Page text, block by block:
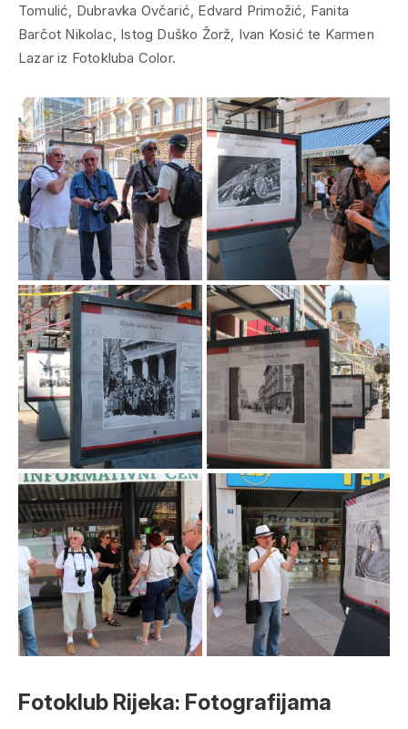
Tomulić, Dubravka Ovčarić, Edvard Primožić, Fanita
Barčot Nikolac, Istog Duško Žorž, Ivan Kosić te Karmen
Lazar iz Fotokluba Color.
Fotoklub Rijeka: Fotografijama